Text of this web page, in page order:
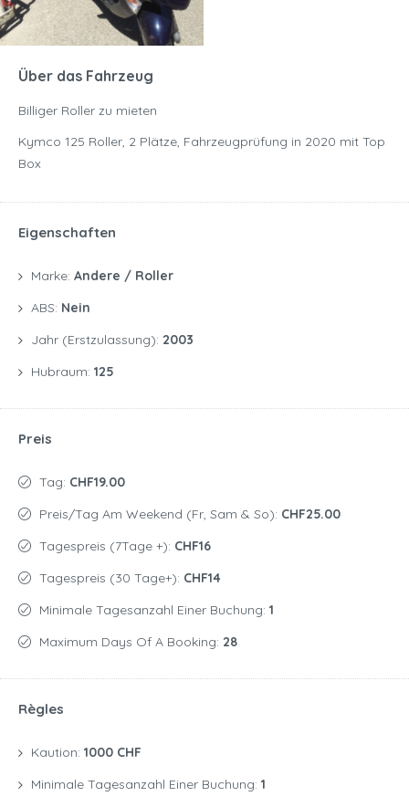
Über das Fahrzeug
Billiger Roller zu mieten
Kymco 125 Roller, 2 Plätze, Fahrzeugprüfung in 2020 mit Top
Box
Eigenschaften
Marke: Andere / Roller
ABS: Nein
Jahr (Erstzulassung): 2003
Hubraum: 125
Preis
Tag: CHF19.00
Preis/Tag Am Weekend (Fr, Sam & So): CHF25.00
Tagespreis (7Tage +): CHF16
Tagespreis (30 Tage+): CHF14
Minimale Tagesanzahl Einer Buchung: 1
Maximum Days Of A Booking: 28
Règles
Kaution: 1000 CHF
Minimale Tagesanzahl Einer Buchung: 1